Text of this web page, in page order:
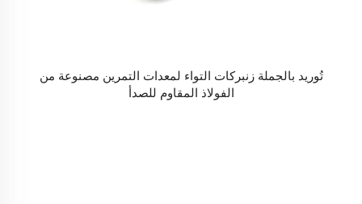
تُوريد بالجملة زنبركات التواء لمعدات التمرين مصنوعة من
الفولاذ المقاوم للصدأ